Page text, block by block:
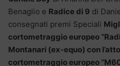
Benaglio e Radice di 9 di
consegnati premi Speciali
cortometraggio europeo
Montanari (ex-equo) con
cortometraggio europeo